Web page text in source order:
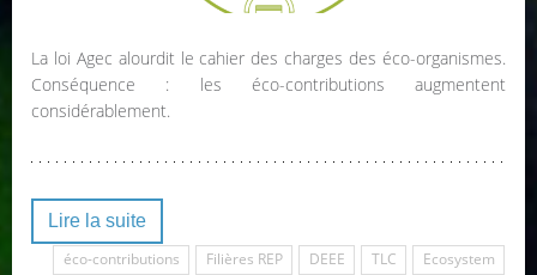
La loi Agec alourdit le cahier des charges des éco-organismes.
Conséquence : les éco-contributions augmentent
considérablement.
Lire la suite
éco-contributions
Filières REP DEEE TLC Ecosystem